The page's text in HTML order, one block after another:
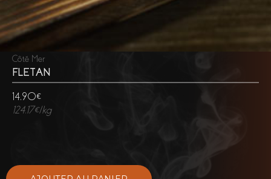
Côté Mer
FLETAN
14,90€
124,17€/kg